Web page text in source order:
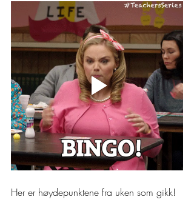
Her er høydepunktene fra uken som gikk!